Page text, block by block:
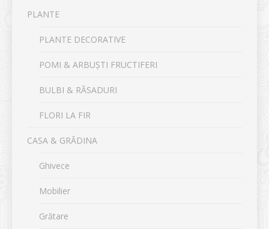
PLANTE
PLANTE DECORATIVE
POMI & ARBUȘTI FRUCTIFERI
BULBI & RĂSADURI
FLORI LA FIR
CASA & GRĂDINA
Ghivece
Mobilier
Grătare